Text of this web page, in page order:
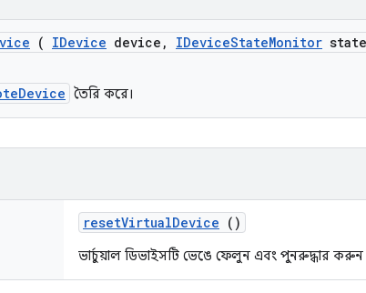
( IDevice device , IDeviceStateMonitor state
তৈরি করে।
resetVirtualDevice ()
ভার্চুয়াল ডিভাইসটি ভেঙে ফেলুন এবং পুনরুদ্ধার করুন